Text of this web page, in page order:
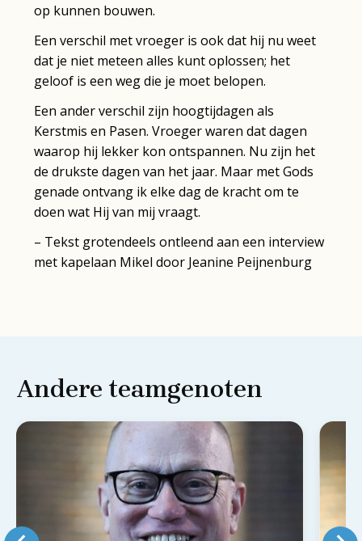
op kunnen bouwen.
Een verschil met vroeger is ook dat hij nu weet
dat je niet meteen alles kunt oplossen; het
geloof is een weg die je moet belopen.
Een ander verschil zijn hoogtijdagen als
Kerstmis en Pasen. Vroeger waren dat dagen
waarop hij lekker kon ontspannen. Nu zijn het
de drukste dagen van het jaar. Maar met Gods
genade ontvang ik elke dag de kracht om te
doen wat Hij van mij vraagt.
– Tekst grotendeels ontleend aan een interview
met kapelaan Mikel door Jeanine Peijnenburg
Andere teamgenoten